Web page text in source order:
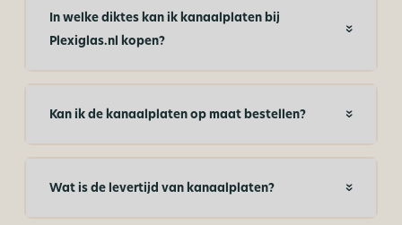
In welke diktes kan ik kanaalplaten bij
Plexiglas.nl kopen?
Kan ik de kanaalplaten op maat bestellen?
Wat is de levertijd van kanaalplaten?